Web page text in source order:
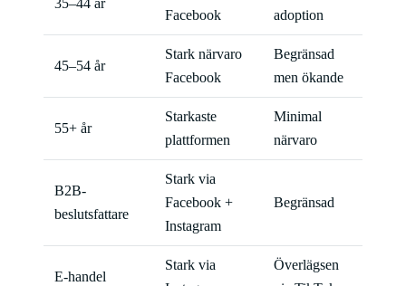
Facebook
adoption
45–54 år
Stark närvaro
Facebook
Begränsad
men ökande
55+ år
Starkaste
plattformen
Minimal
närvaro
B2B-
beslutsfattare
Stark via
Facebook +
Instagram
Begränsad
E-handel
Stark via
Överlägsen